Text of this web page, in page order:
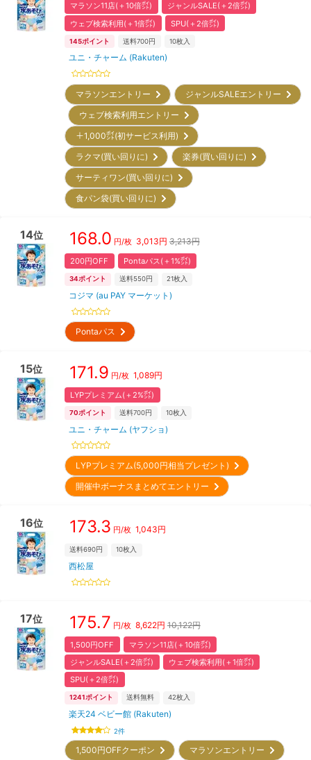
マラソン11店(＋10倍㌽)
ジャンルSALE(＋2倍㌽)
ウェブ検索利用(＋1倍㌽)
SPU(＋2倍㌽)
145ポイント 送料700円 10枚入
ユニ・チャーム (Rakuten)
マラソンエントリー
ジャンルSALEエントリー
ウェブ検索利用エントリー
＋1,000㌽(初サービス利用)
ラクマ(買い回りに)
楽券(買い回りに)
サーティワン(買い回りに)
食パン袋(買い回りに)
14位 168.0 円/枚 3,013円 3,213円
200円OFF Pontaパス(＋1%㌽)
34ポイント 送料550円 21枚入
コジマ (au PAY マーケット)
Pontaパス
15位 171.9 円/枚 1,089円
LYPプレミアム(＋2%㌽)
70ポイント 送料700円 10枚入
ユニ・チャーム (ヤフショ)
LYPプレミアム(5,000円相当プレゼント)
開催中ボーナスまとめてエントリー
16位 173.3 円/枚 1,043円
送料690円 10枚入
西松屋
17位 175.7 円/枚 8,622円 10,122円
1,500円OFF
マラソン11店(＋10倍㌽)
ジャンルSALE(＋2倍㌽)
ウェブ検索利用(＋1倍㌽)
SPU(＋2倍㌽)
1241ポイント 送料無料 42枚入
楽天24 ベビー館 (Rakuten)
2件
1,500円OFFクーポン マラソンエントリー